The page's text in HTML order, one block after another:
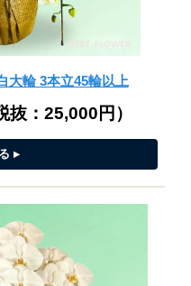
大輪 3本立45輪以上
抜： 25,000円 ）